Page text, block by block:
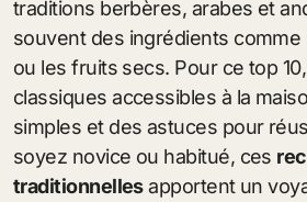
traditions berbères, arabes et
souvent des ingrédients comme
ou les fruits secs. Pour ce top
classiques accessibles à la
simples et des astuces pour
soyez novice ou habitué, ces
traditionnellesapportent un